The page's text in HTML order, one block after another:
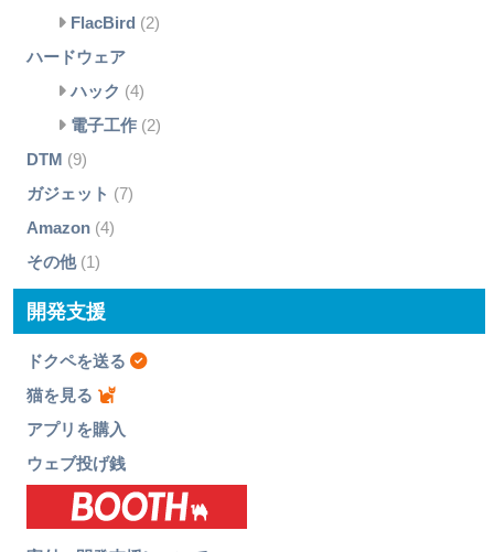
FlacBird (2)
ハードウェア
ハック (4)
電子工作(2)
DTM (9)
ガジェット (7)
Amazon(4)
その他(1)
開発支援
ドクペを送る
猫を見る
アプリを購入
ウェブ投げ銭